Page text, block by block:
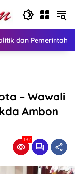
dan
– Wawali
Ambon
132